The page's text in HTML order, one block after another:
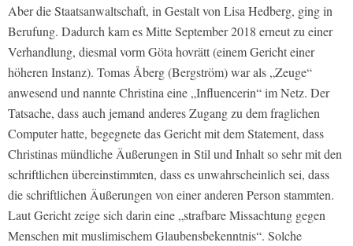
Aber die Staatsanwaltschaft, in Gestalt von Lisa Hedberg, ging in
Berufung. Dadurch kam es Mitte September 2018 erneut zu einer
Verhandlung, diesmal vorm Göta hovrätt (einem Gericht einer
höheren Instanz). Tomas Åberg (Bergström) war als „Zeuge“
anwesend und nannte Christina eine „Influencerin“ im Netz. Der
Tatsache, dass auch jemand anderes Zugang zu dem fraglichen
Computer hatte, begegnete das Gericht mit dem Statement, dass
Christinas mündliche Äußerungen in Stil und Inhalt so sehr mit den
schriftlichen übereinstimmten, dass es unwahrscheinlich sei, dass
die schriftlichen Äußerungen von einer anderen Person stammten.
Laut Gericht zeige sich darin eine „strafbare Missachtung gegen
Menschen mit muslimischem Glaubensbekenntnis“. Solche